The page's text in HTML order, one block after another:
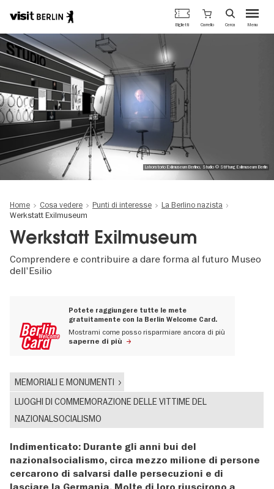
Salta
contenuto
principale
Portale
ufficiale
del
turismo
di
Berlino
Menu
Biglietti Carrello Cerca
Laboratorio Exilmuseum Berlino, Studio © Stiftung Exilmuseum Berlin
Home Cosa vedere Punti di interesse
La Berlino nazista
Werkstatt Exilmuseum
Werkstatt Exilmuseum
Comprendere e contribuire a dare forma al futuro Museo
dell'Esilio
Potete raggiungere tutte le mete
gratuitamente con la Berlin Welcome Card.
Mostrami come posso risparmiare ancora di più
saperne di più
MEMORIALI E MONUMENTI
LUOGHI DI COMMEMORAZIONE DELLE VITTIME DEL
NAZIONALSOCIALISMO
Indimenticato: Durante gli anni bui del
nazionalsocialismo, circa mezzo milione di persone
cercarono di salvarsi dalle persecuzioni e di